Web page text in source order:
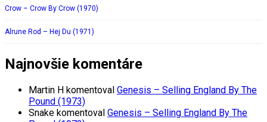
Crow – Crow By Crow (1970)
Alrune Rod – Hej Du (1971)
Najnovšie komentáre
Martin H komentoval Genesis – Selling England By The
Pound (1973)
Snake komentoval Genesis – Selling England By The